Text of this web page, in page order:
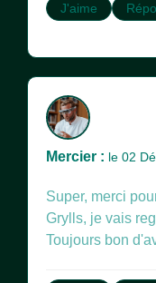
J'aime
Mercier : le 02
Super, merci
Grylls, je vais
Toujours bon